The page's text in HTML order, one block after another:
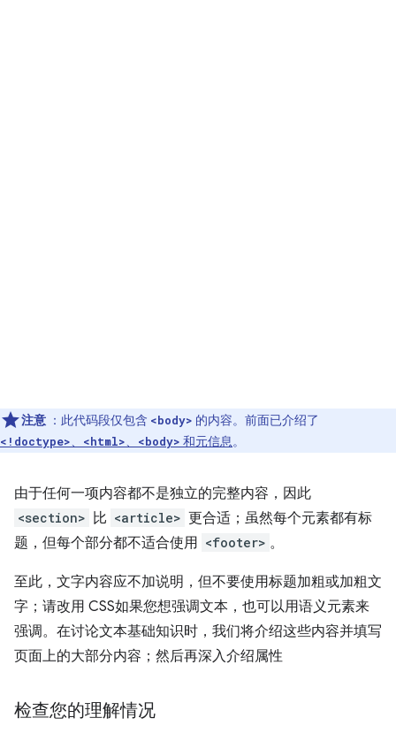
注意 ：此代码段仅包含 <body> 的内容。前面已介绍了
<!doctype>、 <html>、 <body> 和元信息。
由于任何一项内容都不是独立的完整内容，因此
<section> 比 <article> 更合适；虽然每个元素都有标
题，但每个部分都不适合使用 <footer> 。
至此，文字内容应不加说明，但不要使用标题加粗或加粗文
字；请改用 CSS如果您想强调文本，也可以用语义元素来
强调。在讨论文本基础知识时，我们将介绍这些内容并填写
页面上的大部分内容；然后再深入介绍属性
检查您的理解情况